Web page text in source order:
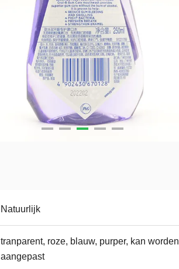
Natuurlijk
tranparent, roze, blauw, purper, kan worden
aangepast